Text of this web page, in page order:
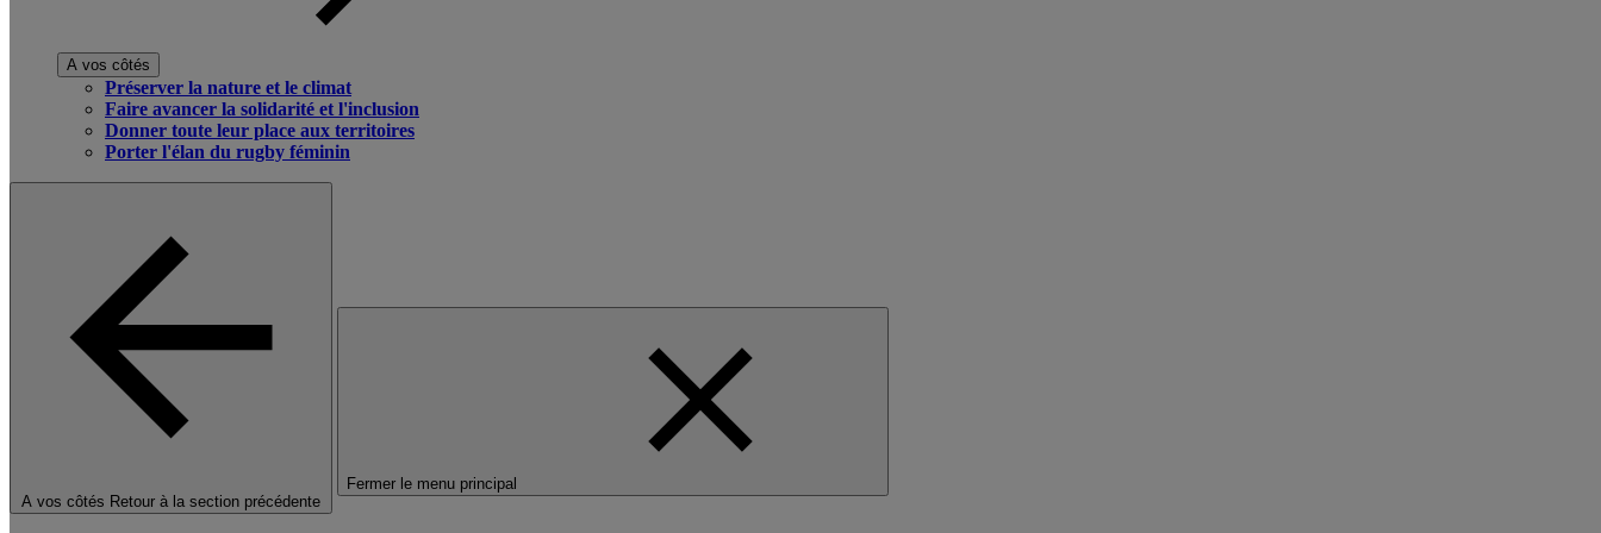
A vos côtés
Préserver la nature et le climat
Faire avancer la solidarité et l'inclusion
Donner toute leur place aux territoires
Porter l'élan du rugby féminin
A vos côtés Retour à la section précédente
Fermer le menu principal